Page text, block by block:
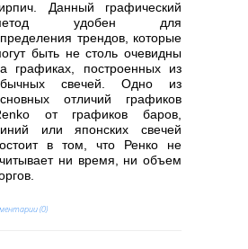
Данный графический
удобен для
трендов, которые
быть не столь очевидны
графиках, построенных из
свечей. Одно из
отличий графиков
от графиков баров,
или японских свечей
в том, что Ренко не
ни время, ни объем
(0)